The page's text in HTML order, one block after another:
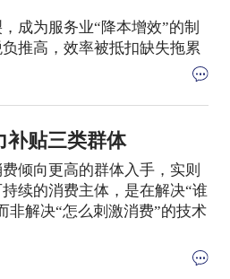
成为服务业“降本增效”的制
推高，效率被抵扣缺失拖累
补贴三类群体
倾向更高的群体入手，实则
续的消费主体，是在解决“谁
非解决“怎么刺激消费”的技术